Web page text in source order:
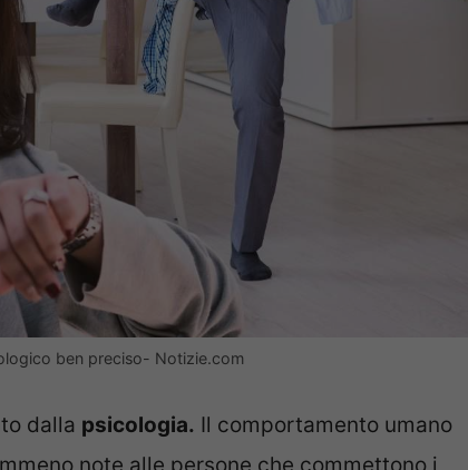
ben preciso- Notizie.com
dalla psicologia. Il comportamento umano
note alle persone che commettono i